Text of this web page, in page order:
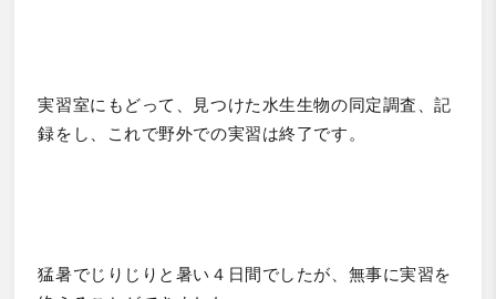
実習室にもどって、見つけた水生生物の同定調査、記
録をし、これで野外での実習は終了です。
猛暑でじりじりと暑い４日間でしたが、無事に実習を